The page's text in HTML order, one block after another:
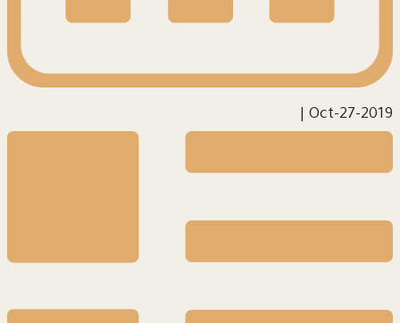
2019-Oct-27